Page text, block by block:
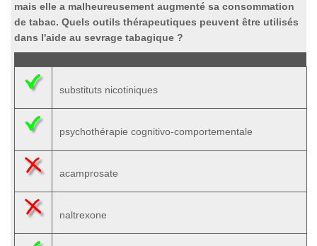
mais elle a malheureusement augmenté sa consommation
de tabac. Quels outils thérapeutiques peuvent être utilisés
dans l'aide au sevrage tabagique ?
substituts nicotiniques
psychothérapie cognitivo-comportementale
acamprosate
naltrexone